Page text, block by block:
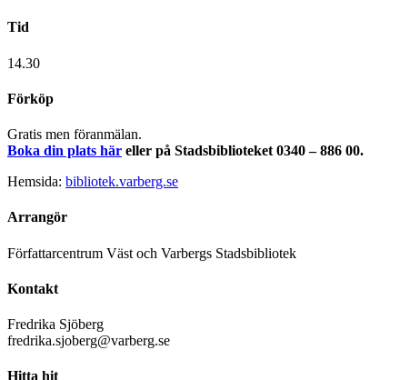
Tid
14.30
Förköp
Gratis men föranmälan.
Boka din plats här eller på Stadsbiblioteket 0340 – 886 00.
Hemsida: bibliotek.varberg.se
Arrangör
Författarcentrum Väst och Varbergs Stadsbibliotek
Kontakt
Fredrika Sjöberg
fredrika.sjoberg@varberg.se
Hitta hit